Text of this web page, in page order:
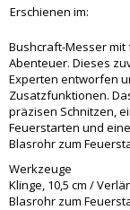
Erschienen im:
Bushcraft-Messer
Abenteuer. Dieses
Experten entworfen
Zusatzfunktionen.
präzisen Schnitzen,
Feuerstarten und
Blasrohr zum
Werkzeuge
Klinge, 10,5 cm /
Blasrohr zum